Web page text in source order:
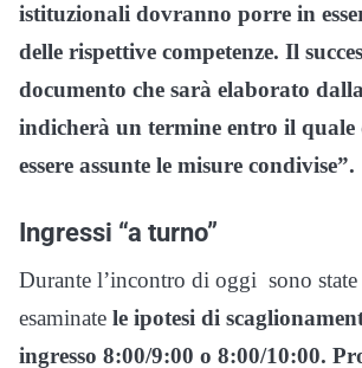
istituzionali dovranno porre in
delle rispettive competenze. Il
documento che sarà elaborato
indicherà un termine entro il
essere assunte le misure condivise”.
Ingressi “a turno”
Durante l’incontro di oggi sono state
esaminate le ipotesi di
ingresso 8:00/9:00 o 8:00/10:00.